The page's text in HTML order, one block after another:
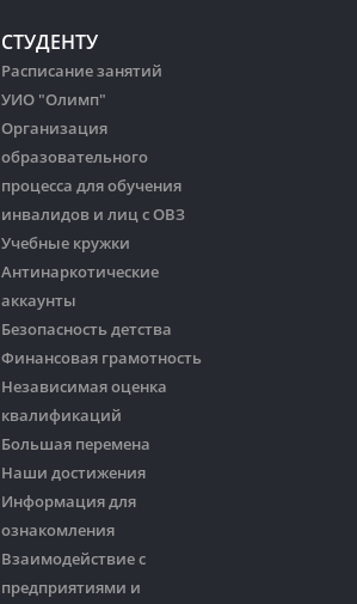
СТУДЕНТУ
Расписание занятий
УИО "Олимп"
Организация
образовательного
процесса для обучения
инвалидов и лиц с ОВЗ
Учебные кружки
Антинаркотические
аккаунты
Безопасность детства
Финансовая грамотность
Независимая оценка
квалификаций
Большая перемена
Наши достижения
Информация для
ознакомления
Взаимодействие с
предприятиями и